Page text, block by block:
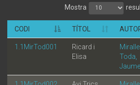
Mostra
CODI TÍTOL
1.1MirTod001
Ricard i
Elisa
Toda,
Jaume